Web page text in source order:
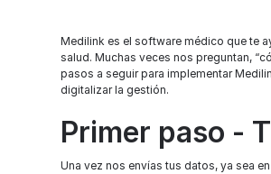
Medilink es el software médico que te
salud. Muchas veces nos preguntan,
pasos a seguir para implementar
digitalizar la gestión.
Primer paso -
Una vez nos envías tus datos, ya sea